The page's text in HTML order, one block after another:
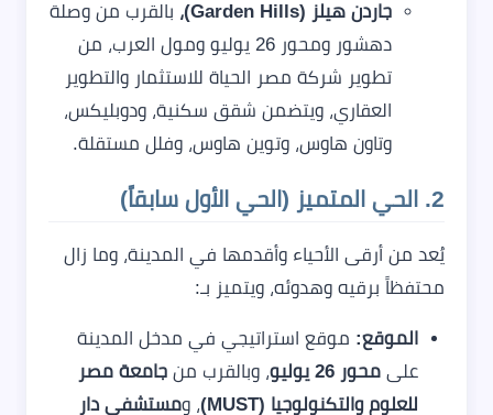
جاردن هيلز (Garden Hills)،
بالقرب من وصلة
دهشور ومحور 26 يوليو ومول العرب، من
تطوير شركة مصر الحياة للاستثمار والتطوير
العقاري، ويتضمن شقق سكنية، ودوبليكس،
وتاون هاوس، وتوين هاوس، وفلل مستقلة.
2. الحي المتميز (الحي الأول سابقاً)
يُعد من أرقى الأحياء وأقدمها في المدينة، وما زال
محتفظاً برقيه وهدوئه، ويتميز بـ:
الموقع: موقع استراتيجي في مدخل المدينة
على محور 26 يوليو ، وبالقرب من جامعة مصر
للعلوم والتكنولوجيا (MUST)
، ومستشفى دار